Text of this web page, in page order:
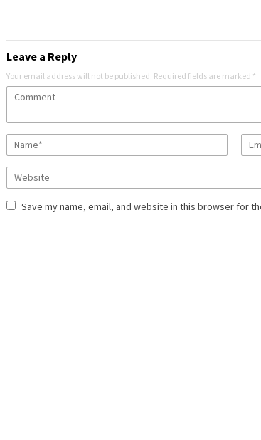
Leave a Reply
Your email address will not be published. Required fields are marked *
Save my name, email, and website in this browser for